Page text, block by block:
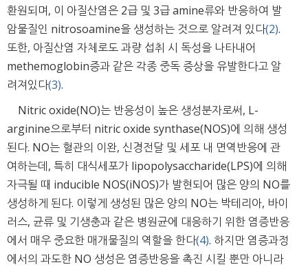
환원되며, 이 아질산염은 2급 및 3급 amine류와 반응하여 발
암물질인 nitrosoamine을 생성하는 것으로 알려져 있다(2).
또한, 아질산염 자체로도 과량 섭취 시 독성을 나타내어
methemoglobin증과 같은 각종 중독 증상을 유발한다고 알
려져있다(3).
Nitric oxide(NO)는 반응성이 높은 생성분자로써, L-
arginine으로부터 nitric oxide synthase(NOS)에 의해 생성
된다. NO는 혈관의 이완, 신경전달 및 세포 내 면역반응에 관
여하는데, 특히 대식세포가 lipopolysaccharide(LPS)에 의해
자극될 때 inducible NOS(iNOS)가 발현되어 많은 양의 NO를
생성하게 된다. 이렇게 생성된 많은 양의 NO는 박테리아, 바이
러스, 균류 및 기생충과 같은 병원균에 대응하기 위한 염증반응
에서 매우 중요한 매개물질의 역할을 한다(4). 하지만 염증과정
에서의 과도한 NO 생성은 염증반응을 촉진 시킬 뿐만 아니라